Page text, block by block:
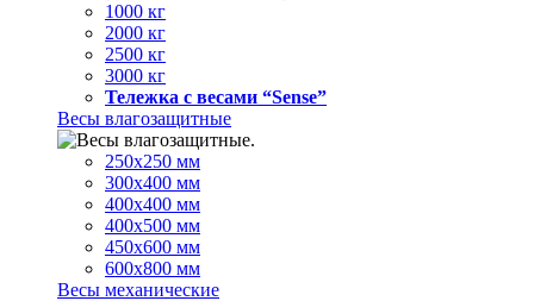
1000 кг
2000 кг
2500 кг
3000 кг
Тележка с весами “Sense”
Весы влагозащитные
250х250 мм
300х400 мм
400х400 мм
400х500 мм
450х600 мм
600х800 мм
Весы механические